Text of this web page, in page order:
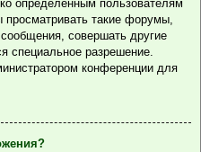
определённым пользователям
просматривать такие форумы,
совершать другие
специальное разрешение.
конференции для